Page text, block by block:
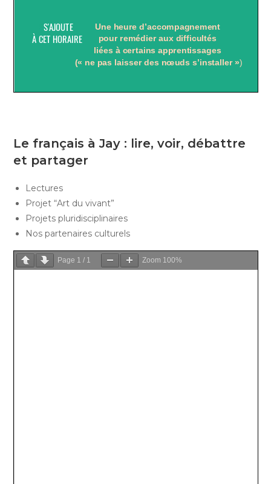
Le français à Jay : lire, voir, débattre
et partager
Lectures
Projet “Art du vivant”
Projets pluridisciplinaires
Nos partenaires culturels
Page 1 / 1 Zoom 100%